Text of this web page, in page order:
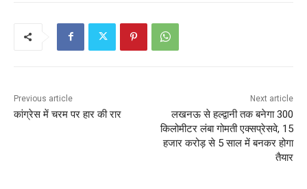
k
A
p
Previous article
कांग्रेस में चरम पर हार की रार
Next article
लखनऊ से हल्द्वानी तक बनेगा 300
किलोमीटर लंबा गोमती एक्सप्रेसवे, 15
हजार करोड़ से 5 साल में बनकर होगा
तैयार